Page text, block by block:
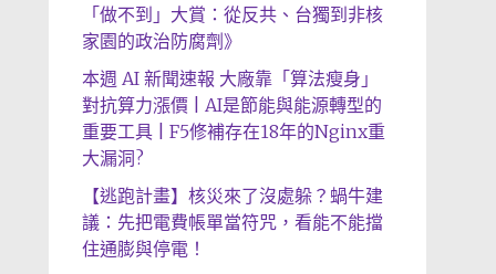
「做不到」大賞：從反共、台獨到非核
家園的政治防腐劑》
本週 AI 新聞速報 大廠靠「算法瘦身」
對抗算力漲價 | AI是節能與能源轉型的
重要工具 | F5修補存在18年的Nginx重
大漏洞?
【逃跑計畫】核災來了沒處躲？蝸牛建
議：先把電費帳單當符咒，看能不能擋
住通膨與停電！